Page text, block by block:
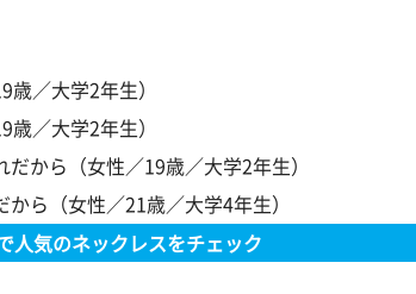
歳／大学2年生）
歳／大学2年生）
だから（女性／19歳／大学2年生）
から（女性／21歳／大学4年生）
人気のネックレスをチェック